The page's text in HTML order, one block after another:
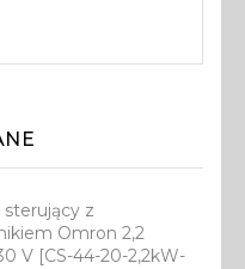
sterujący z
Omron 2,2
V [CS-44-20-2,2kW-